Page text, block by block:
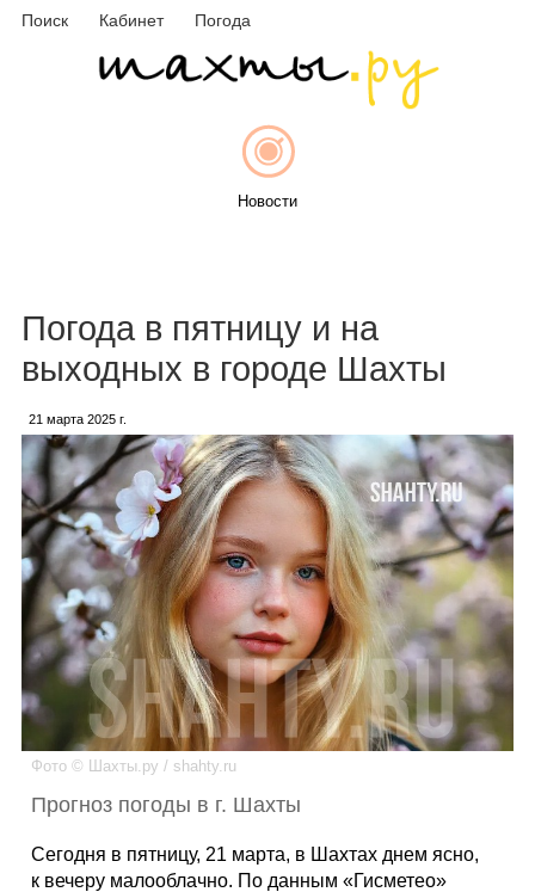
Поиск Кабинет Погода
Новости
Каталог
Инфо
Карты
Погода в пятницу и на
выходных в городе Шахты
21 марта 2025 г.
Фото © Шахты.ру / shahty.ru
Прогноз погоды в г. Шахты
Сегодня в пятницу, 21 марта, в Шахтах днем ясно,
к вечеру малооблачно. По данным «Гисметео»